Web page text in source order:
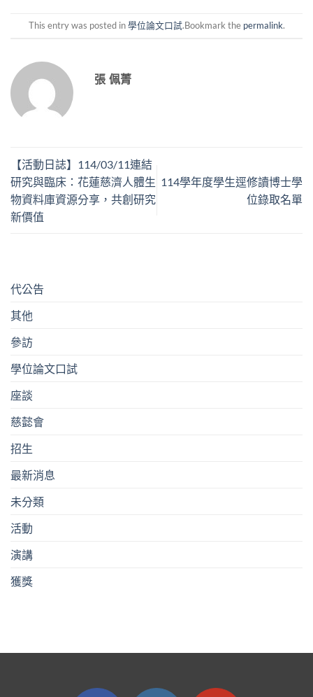
This entry was posted in學位論文口試.Bookmark the permalink.
張 佩菁
【活動日誌】114/03/11連結
研究與臨床：花蓮慈濟人體生
物資料庫資源分享，共創研究
新價值
114學年度學生逕修讀博士學
位錄取名單
代公告
其他
參訪
學位論文口試
座談
慈懿會
招生
最新消息
未分類
活動
演講
獲獎